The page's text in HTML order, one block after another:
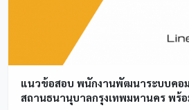
แนวข้อสอบ พนักงานพัฒนาระบบคอ
สถานธนานุบาลกรุงเทพมหานคร พร้อ